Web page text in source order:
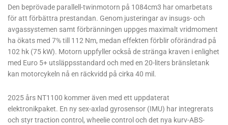
Den beprövade parallell-twinmotorn på 1084cm3 har omarbetats
för att förbättra prestandan. Genom justeringar av insugs- och
avgassystemen samt förbränningen uppges maximalt vridmoment
ha ökats med 7% till 112 Nm, medan effekten förblir oförändrad på
102 hk (75 kW). Motorn uppfyller också de stränga kraven i enlighet
med Euro 5+ utsläppsstandard och med en 20-liters bränsletank
kan motorcykeln nå en räckvidd på cirka 40 mil.
2025 års NT1100 kommer även med ett uppdaterat
elektronikpaket. En ny sex-axlad gyrosensor (IMU) har integrerats
och styr traction control, wheelie control och det nya kurv-ABS-